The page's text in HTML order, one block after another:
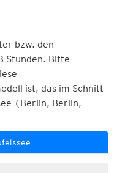
bzw. den
Stunden. Bitte
ist, das im Schnitt
(Berlin, Berlin,